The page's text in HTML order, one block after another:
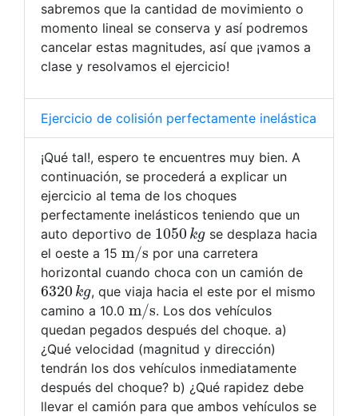
sabremos que la cantidad de movimiento o
momento lineal se conserva y así podremos
cancelar estas magnitudes, así que ¡vamos a
clase y resolvamos el ejercicio!
Ejercicio de colisión perfectamente inelástica
¡Qué tal!, espero te encuentres muy bien. A
continuación, se procederá a explicar un
ejercicio al tema de los choques
perfectamente inelásticos teniendo que un
auto deportivo de 1050
kg
se desplaza hacia
el oeste a 15 m /s por una carretera
horizontal cuando choca con un camión de
6320
kg
, que viaja hacia el este por el mismo
camino a 10.0 m/s . Los dos vehículos
quedan pegados después del choque. a)
¿Qué velocidad (magnitud y dirección)
tendrán los dos vehículos inmediatamente
después del choque? b) ¿Qué rapidez debe
llevar el camión para que ambos vehículos se